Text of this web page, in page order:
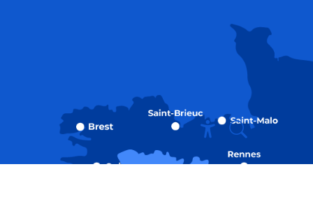
Recherche